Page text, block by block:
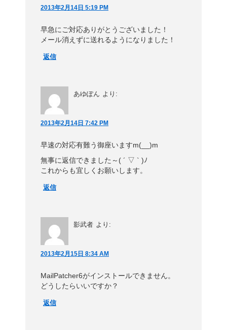
2013年2月14日 5:19 PM
早急にご対応ありがとうございました！
メール消えずに送れるようになりました！
返信
あゆぽん より:
2013年2月14日 7:42 PM
早速の対応有難う御座いますm(__)m
無事に返信できました～( ´ ▽ ` )ﾉ
これからも宜しくお願いします。
返信
影武者 より:
2013年2月15日 8:34 AM
MailPatcher6がインストールできません。
どうしたらいいですか？
返信